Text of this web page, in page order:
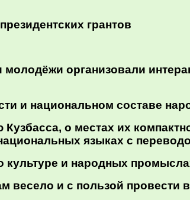
грантов
организовали
и национальном составе
о местах их
языках с
культуре и народных
и с пользой провести